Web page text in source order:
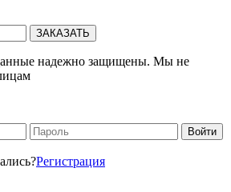
надежно защищены. Мы не
Регистрация